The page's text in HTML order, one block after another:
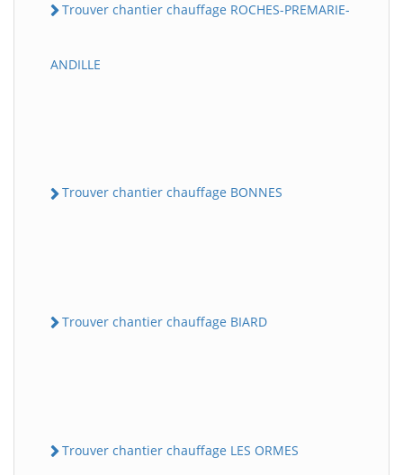
Trouver chantier chauffage ROCHES-PREMARIE-
ANDILLE
Trouver chantier chauffage BONNES
Trouver chantier chauffage BIARD
Trouver chantier chauffage LES ORMES